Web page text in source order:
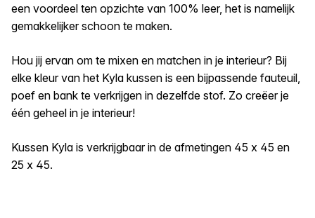
een voordeel ten opzichte van 100% leer, het is namelijk
gemakkelijker schoon te maken.
Hou jij ervan om te mixen en matchen in je interieur? Bij
elke kleur van het Kyla kussen is een bijpassende fauteuil,
poef en bank te verkrijgen in dezelfde stof. Zo creëer je
één geheel in je interieur!
Kussen Kyla is verkrijgbaar in de afmetingen 45 x 45 en
25 x 45.